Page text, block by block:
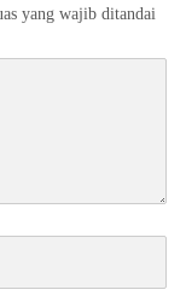
yang wajib ditandai